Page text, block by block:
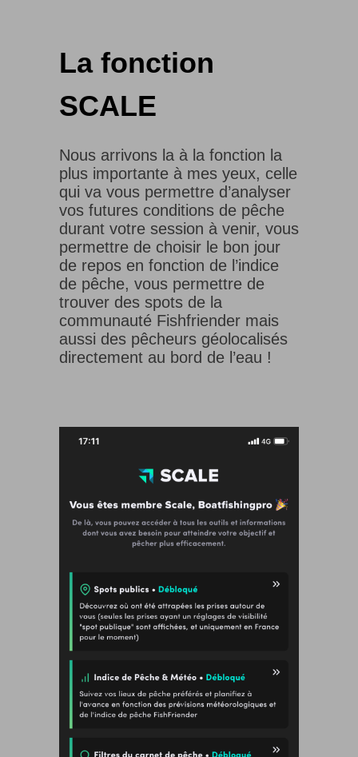
La fonction
SCALE
Nous arrivons la à la fonction la
plus importante à mes yeux, celle
qui va vous permettre d’analyser
vos futures conditions de pêche
durant votre session à venir, vous
permettre de choisir le bon jour
de repos en fonction de l’indice
de pêche, vous permettre de
trouver des spots de la
communauté Fishfriender mais
aussi des pêcheurs géolocalisés
directement au bord de l’eau !